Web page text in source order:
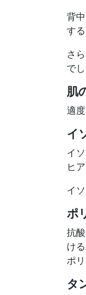
背
す
さ
で
肌
適
イ
イ
ヒ
イ
ポ
抗
け
ポ
タ